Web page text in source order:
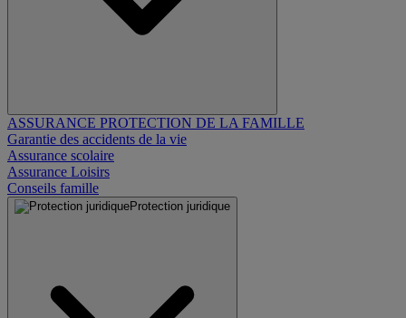
ASSURANCE PROTECTION DE LA FAMILLE
Garantie des accidents de la vie
Assurance scolaire
Assurance Loisirs
Conseils famille
Protection juridique